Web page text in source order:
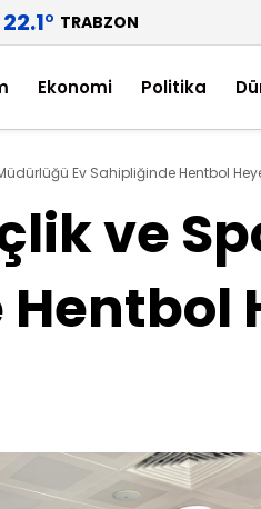
22.1° TRABZON
Ekonomi Politika
Ev Sahipliğinde Hentbol
ve